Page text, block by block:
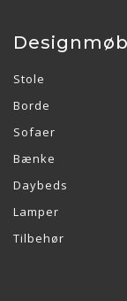
Stole
Borde
Sofaer
Bænke
Daybeds
Lamper
Tilbehør